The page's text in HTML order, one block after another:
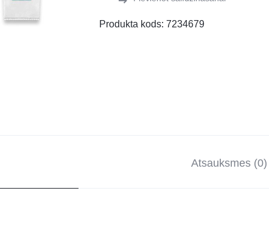
Produkta kods:7234679
Atsauksmes (0)